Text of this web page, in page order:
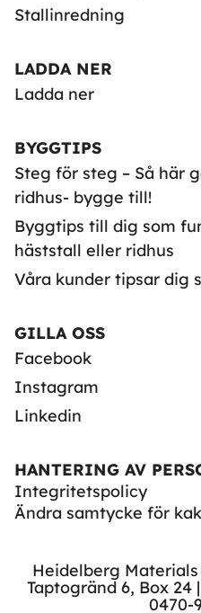
Stallinredning
LADDA NER
Ladda ner
BYGGTIPS
Steg för steg – Så här
ridhus- bygge till!
Byggtips till dig som
häststall eller ridhus
Våra kunder tipsar dig
GILLA OSS
Facebook
Instagram
Linkedin
HANTERING AV
Integritetspolicy
Ändra samtycke för
Heidelberg
Taptogränd 6, Box 24
0470-